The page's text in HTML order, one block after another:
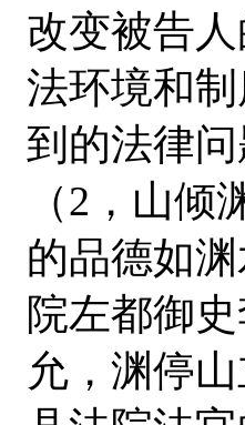
改变被告
法环境和
到的法律
（2，山
的品德如
院左都御
允，渊停